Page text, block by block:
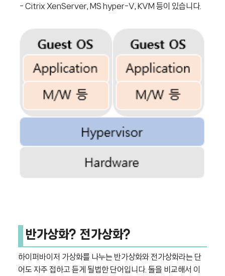
- Citrix XenServer, MS hyper-V, KVM 등이 있습니다.
반가상화? 전가상화?
하이퍼바이저 가상화를 나누는 반가상화와 전가상화라는 단
어도 자주 접하고 듣게 될법한 단어입니다. 둘을 비교해서 이